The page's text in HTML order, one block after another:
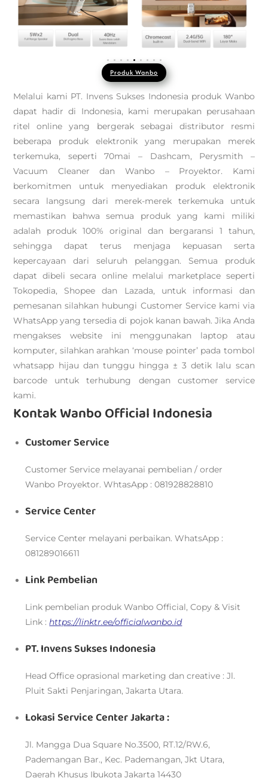
Produk Wanbo
Melalui kami PT. Invens Sukses Indonesia produk Wanbo
dapat hadir di Indonesia, kami merupakan perusahaan
ritel online yang bergerak sebagai distributor resmi
beberapa produk elektronik yang merupakan merek
terkemuka, seperti 70mai – Dashcam, Perysmith –
Vacuum Cleaner dan Wanbo – Proyektor. Kami
berkomitmen untuk menyediakan produk elektronik
secara langsung dari merek-merek terkemuka untuk
memastikan bahwa semua produk yang kami miliki
adalah produk 100% original dan bergaransi 1 tahun,
sehingga dapat terus menjaga kepuasan serta
kepercayaan dari seluruh pelanggan. Semua produk
dapat dibeli secara online melalui marketplace seperti
Tokopedia, Shopee dan Lazada, untuk informasi dan
pemesanan silahkan hubungi Customer Service kami via
WhatsApp yang tersedia di pojok kanan bawah. Jika Anda
mengakses website ini menggunakan laptop atau
komputer, silahkan arahkan ‘mouse pointer’ pada tombol
whatsapp hijau dan tunggu hingga ± 3 detik lalu scan
barcode untuk terhubung dengan customer service
kami.
Kontak Wanbo Official Indonesia
Customer Service
Customer Service melayanai pembelian / order
Wanbo Proyektor. WhtasApp : 081928828810
Service Center
Service Center melayani perbaikan. WhatsApp :
081289016611
Link Pembelian
Link pembelian produk Wanbo Official, Copy & Visit
Link :https://linktr.ee/officialwanbo.id
PT. Invens Sukses Indonesia
Head Office oprasional marketing dan creative : Jl.
Pluit Sakti Penjaringan, Jakarta Utara.
Lokasi Service Center Jakarta :
Jl. Mangga Dua Square No.3500, RT.12/RW.6,
Pademangan Bar., Kec. Pademangan, Jkt Utara,
Daerah Khusus Ibukota Jakarta 14430